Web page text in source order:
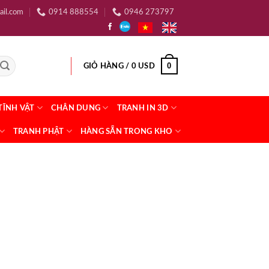
0914 888554 0946 273797
GIỎ HÀNG / 0USD 0
VẬT CHÂN DUNG TRANH IN 3D
TRANH PHẬT HÀNG SẴN TRONG KHO